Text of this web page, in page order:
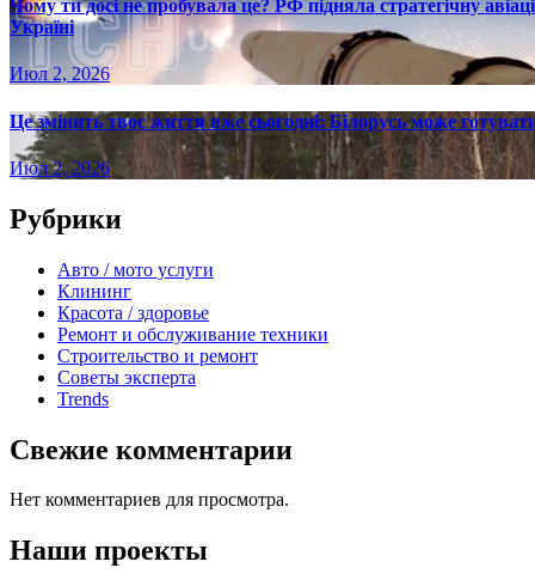
Чому ти досі не пробувала це? РФ підняла стратегічну
Україні
Июл 2, 2026
Це змінить твоє життя вже сьогодні: Білорусь може
Июл 2, 2026
Рубрики
Авто / мото услуги
Клининг
Красота / здоровье
Ремонт и обслуживание техники
Строительство и ремонт
Советы эксперта
Trends
Свежие комментарии
Нет комментариев для просмотра.
Наши проекты